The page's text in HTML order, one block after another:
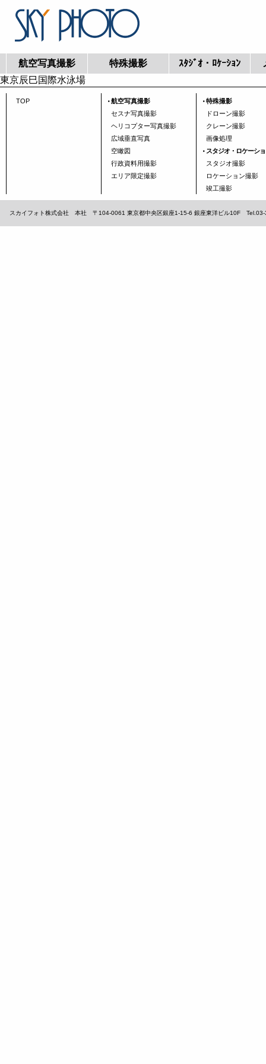
航空写真撮影 特殊撮影 ｽﾀｼﾞｵ・ﾛｹｰｼｮﾝ
東京辰巳国際水泳場
TOP
航空写真撮影
セスナ写真撮影
ヘリコプター写真撮影
広域垂直写真
空瞰図
行政資料用撮影
エリア限定撮影
特殊撮影
ドローン撮影
クレーン撮影
画像処理
スタジオ・ロケーシ
スタジオ撮影
ロケーション撮影
竣工撮影
スカイフォト株式会社 本社 〒104-0061 東京都中央区銀座1-15-6 銀座東洋ビル10F